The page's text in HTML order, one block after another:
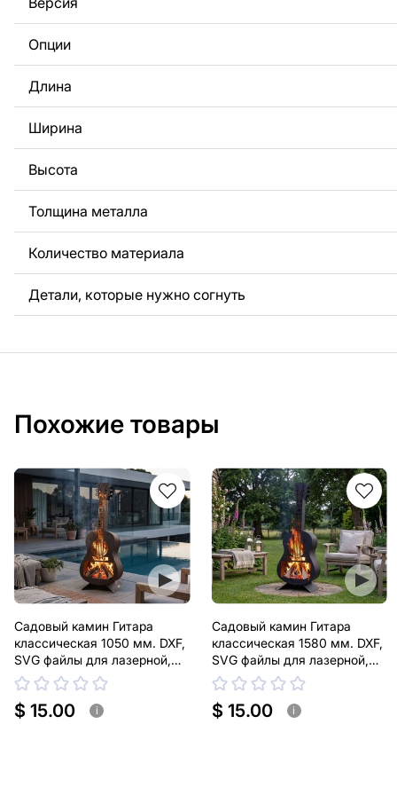
За дополнительную плату мы можем добавить любой
логотип вашей компании или внести другие изменения
Если вам нужно, чтобы мы выполнили
металла для вас, пожалуйста, свяжитесь с нами.
Если у вас остались вопросы или вам нужна помощь,
любое время, мы всегда готовы помочь.
Опции
Длина
Ширина
Высота
Толщина металла
Количество материала
Детали, которые нужно согнуть
Похожие товары
Садовый камин Гитара
классическая 1050 мм. DXF,
SVG файлы для лазерной,
плазменной резки
$ 15.00 i
Садовый камин Гитара
классическая 1580 мм. DXF,
SVG файлы для лазерной,
плазменной резки
$ 15.00 i